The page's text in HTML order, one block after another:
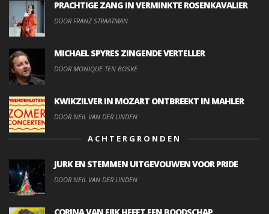
PRACHTIGE ZANG IN VERMINKTE ROSENKAVALIER
DOOR FRANZ STRAATMAN
MICHAEL SPYRES ZINGENDE VERTELLER
DOOR MONIQUE TEN BOSKE
KWIKZILVER IN MOZART ONTBREEKT IN MAHLER
DOOR NEIL VAN DER LINDEN
ACHTERGRONDEN
JURK EN STEMMEN UITGEVOUWEN VOOR PRIDE
DOOR NEIL VAN DER LINDEN